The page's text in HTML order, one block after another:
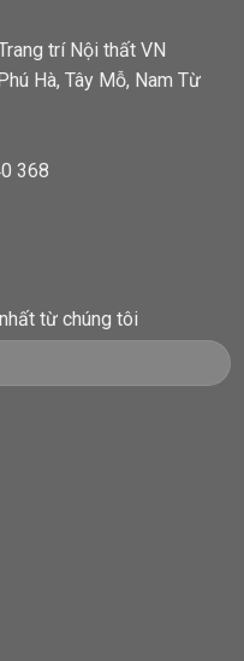
trí Nội thất VN
Hà, Tây Mỗ, Nam Từ
368
từ chúng tôi